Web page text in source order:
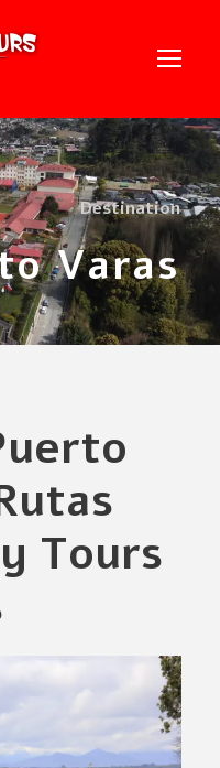
Destination
Varas
Tours